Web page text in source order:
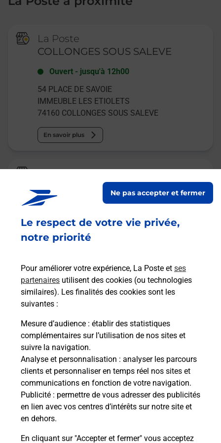
Le respect de votre vie privée,
notre priorité
Pour améliorer votre expérience, La Poste et ses
partenaires utilisent des cookies (ou technologies
similaires). Les finalités des cookies sont les
suivantes :
Mesure d’audience : établir des statistiques
complémentaires sur l’utilisation de nos sites et
suivre la navigation.
Analyse et personnalisation : analyser les parcours
clients et personnaliser en temps réel nos sites et
communications en fonction de votre navigation.
Publicité : permettre de vous adresser des publicités
en lien avec vos centres d’intérêts sur notre site et
en dehors.
En cliquant sur "Accepter et fermer" vous acceptez
Ne pas accepter et fermer
La Poste
COLLONGES SOUS SALEVE
Ouvert - jusqu'à 12h00
54 PLACE DE SAVOIE
IMMEUBLE LES ETIOLETS
74160 COLLONGES SOUS SALEVE
En savoir plus
Relais Pickup
6 PLACE DE L EGLISE
74160 BOSSEY
Malin !
La Poste
en ligne
Ouvert 24h/24
En savoir plus